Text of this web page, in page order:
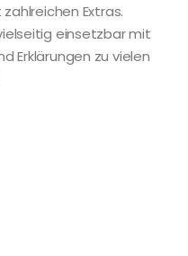
Extras.
einsetzbar mit
Erklärungen zu vielen